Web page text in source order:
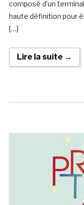
composé d’un
haute définition pour
[…]
Lire la suite →